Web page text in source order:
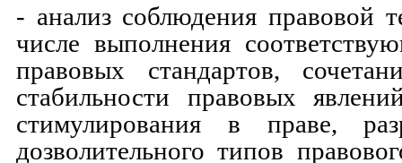
- анализ соблюдения правовой
числе выполнения
правовых стандартов,
стабильности правовых
стимулирования в праве,
дозволительного типов